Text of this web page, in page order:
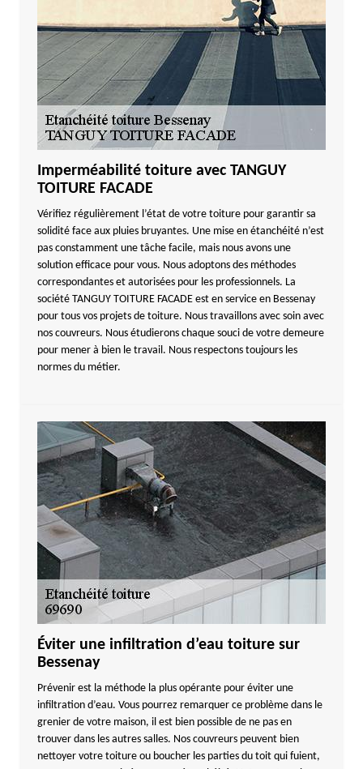
Imperméabilité toiture avec TANGUY
TOITURE FACADE
Vérifiez régulièrement l’état de votre toiture pour garantir sa
solidité face aux pluies bruyantes. Une mise en étanchéité n’est
pas constamment une tâche facile, mais nous avons une
solution efficace pour vous. Nous adoptons des méthodes
correspondantes et autorisées pour les professionnels. La
société TANGUY TOITURE FACADE est en service en Bessenay
pour tous vos projets de toiture. Nous travaillons avec soin avec
nos couvreurs. Nous étudierons chaque souci de votre demeure
pour mener à bien le travail. Nous respectons toujours les
normes du métier.
Éviter une infiltration d’eau toiture sur
Bessenay
Prévenir est la méthode la plus opérante pour éviter une
infiltration d’eau. Vous pourrez remarquer ce problème dans le
grenier de votre maison, il est bien possible de ne pas en
trouver dans les autres salles. Nos couvreurs peuvent bien
nettoyer votre toiture ou boucher les parties du toit qui fuient,